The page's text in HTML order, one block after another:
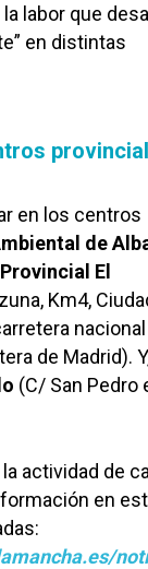
labor que
en distintas
en los centros
de
El
Km4,
de Madrid).
(C/ San Pedro
actividad de
en